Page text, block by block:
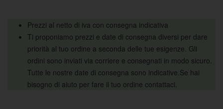
Prezzi al netto di iva con consegna indicativa
Ti proponiamo prezzi e date di consegna diversi per dare
priorità al tuo ordine a seconda delle tue esigenze. Gli
ordini sono inviati via corriere e consegnati in modo sicuro.
Tutte le nostre date di consegna sono indicative.Se hai
bisogno di aiuto per fare il tuo ordine contattaci.